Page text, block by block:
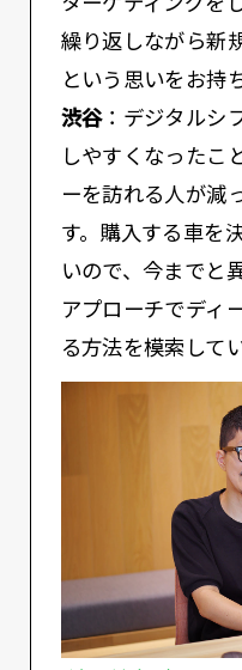
繰り返しながら新
という思いをお持
渋谷：デジタルシ
しやすくなったこ
ーを訪れる人が減
す。購入する車を
いので、今までと
アプローチでディ
る方法を模索して